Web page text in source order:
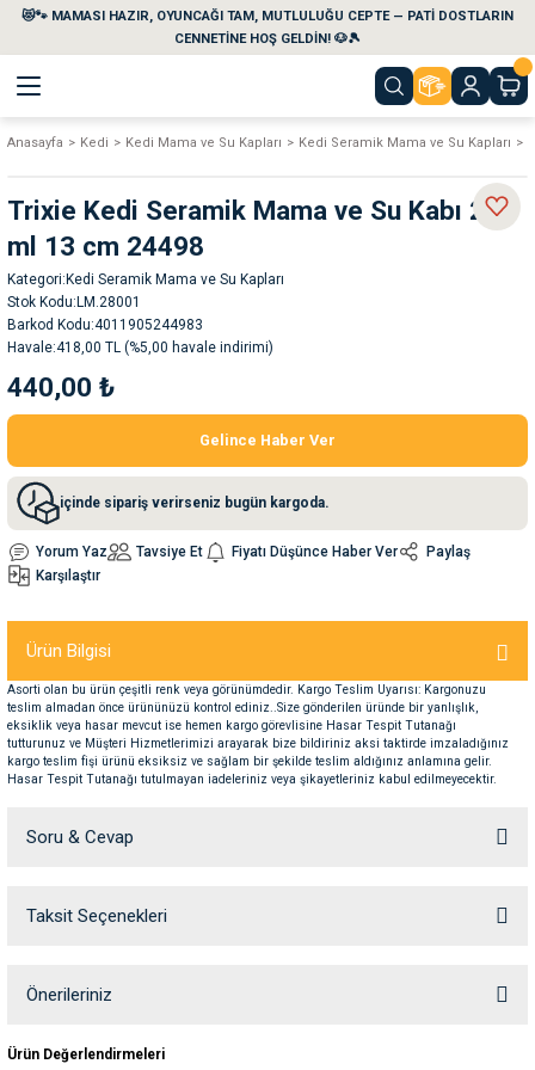
😻🐾 MAMASI HAZIR, OYUNCAĞI TAM, MUTLULUĞU CEPTE — PATİ DOSTLARIN
CENNETİNE HOŞ GELDİN! 🐶🎾
Geri Dön
Geri Dön
Temizlik Ürünleri
Su Kabları
Geri Dön
Geri Dön
Geri Dön
Geri Dön
Anasayfa Kedi Kedi Mama ve Su Kapları Kedi Seramik Mama ve Su Kapları
Trixie Kedi Seramik Mama ve Su Kabı 200
ml 13 cm 24498
Kategori Kedi Seramik Mama ve Su Kapları
Stok Kodu LM.28001
Barkod Kodu 4011905244983
Havale 418,00 TL (%5,00 havale indirimi)
440,00 ₺
Gelince Haber Ver
içinde sipariş verirseniz bugün kargoda.
Yorum Yaz Tavsiye Et Fiyatı Düşünce Haber Ver
Paylaş
Karşılaştır
Ürün Bilgisi
Asorti olan bu ürün çeşitli renk veya görünümdedir. Kargo Teslim Uyarısı: Kargonuzu
teslim almadan önce ürününüzü kontrol ediniz..Size gönderilen üründe bir yanlışlık,
eksiklik veya hasar mevcut ise hemen kargo görevlisine Hasar Tespit Tutanağı
tutturunuz ve Müşteri Hizmetlerimizi arayarak bize bildiriniz aksi taktirde imzaladığınız
kargo teslim fişi ürünü eksiksiz ve sağlam bir şekilde teslim aldığınız anlamına gelir.
Hasar Tespit Tutanağı tutulmayan iadeleriniz veya şikayetleriniz kabul edilmeyecektir.
Soru & Cevap
Ürün hakkında henüz soru sorulmamış.
Taksit Seçenekleri
Önerileriniz
yetersiz gördüğünüz noktaları öneri formunu kullanarak tarafımıza
Ürün Değerlendirmeleri